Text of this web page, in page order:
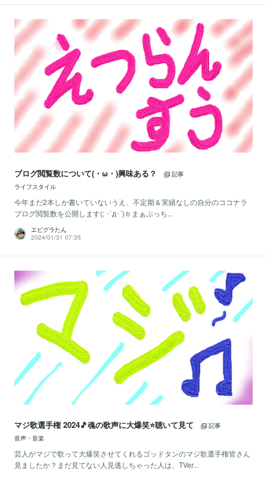
ブログ閲覧数について(・ω・)興味ある？
記事
ライフスタイル
今年まだ2本しか書いていないうえ、不定期＆実績なしの自分のココナラ
ブログ閲覧数を公開します(; ･`д･´)ｂまぁぶっち...
エビグラたん
2024/01/31 07:35
マジ歌選手権 2024🎵魂の歌声に大爆笑⭐聴いて見て
記事
音声・音楽
芸人がマジで歌って大爆笑させてくれるゴッドタンのマジ歌選手権皆さん
見ましたか？まだ見てない人見逃しちゃった人は、TVer...